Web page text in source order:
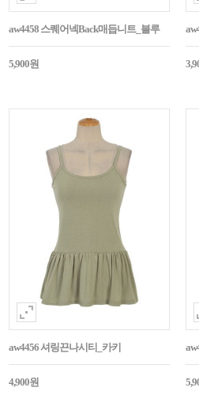
aw4458 스퀘어넥Back매듭니트_블루
5,900원
aw4456 셔링끈나시티_카키
4,900원